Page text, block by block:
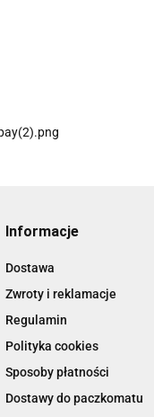
Informacje
Dostawa
Zwroty i reklamacje
Regulamin
Polityka cookies
Sposoby płatności
Dostawy do paczkomatu